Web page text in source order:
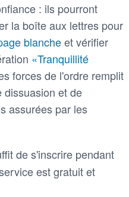
: ils pourront
la boîte aux lettres pour
blancheet vérifier
«Tranquillité
forces de l'ordre remplit
dissuasion et de
assurées par les
de s'inscrire pendant
est gratuit et